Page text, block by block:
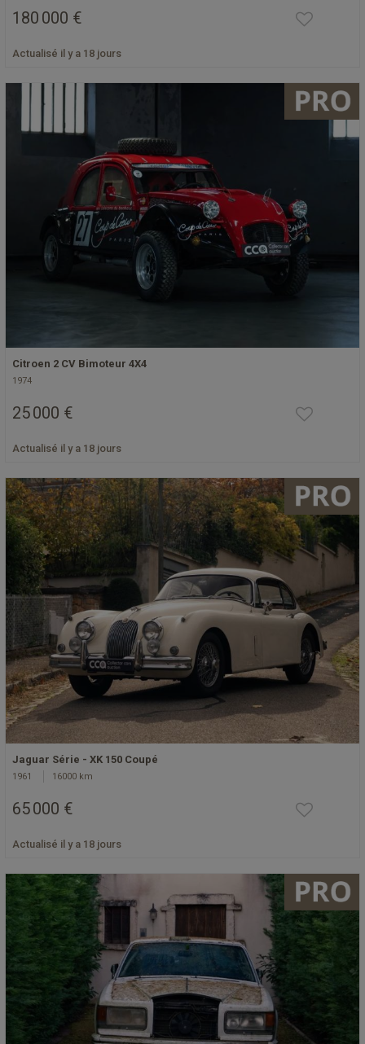
180 000 €
Actualisé il y a 18 jours
Citroen 2 CV Bimoteur 4X4
1974
25 000 €
Actualisé il y a 18 jours
Jaguar Série - XK 150 Coupé
1961 16000 km
65 000 €
Actualisé il y a 18 jours